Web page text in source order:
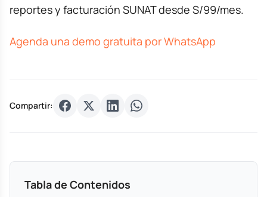
reportes y facturación SUNAT desde S/99/mes.
Agenda una demo gratuita por WhatsApp
Compartir:
Tabla de Contenidos